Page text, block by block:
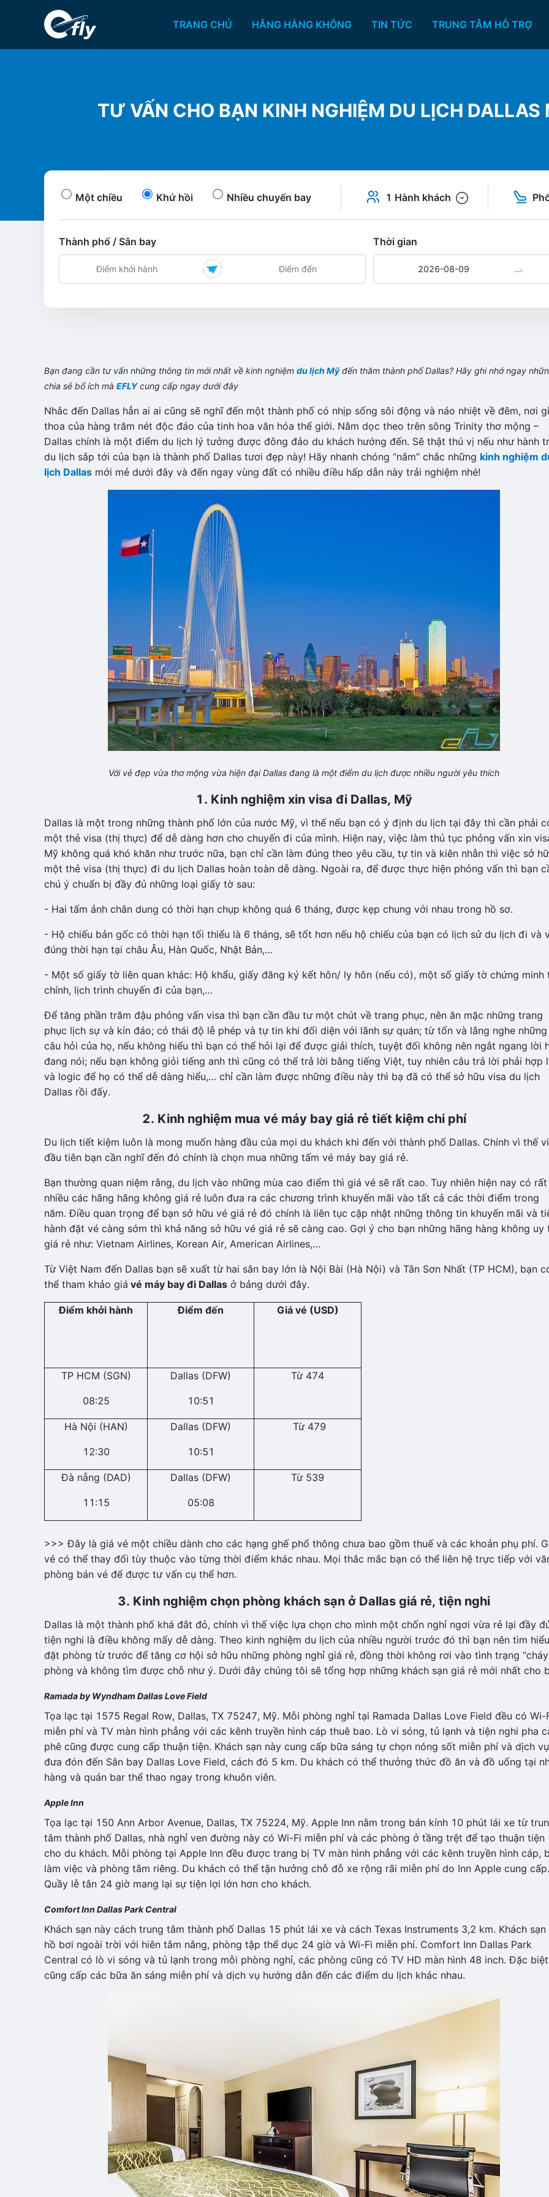
TRANG CHỦ HÃNG HÀNG KHÔNG TIN TỨC TRUNG TÂM HỖ TRỢ
TƯ VẤN CHO BẠN KINH NGHIỆM DU LỊCH DALLAS
Một chiều Khứ hồi Nhiều chuyến bay 1 Hành khách
Thành phố / Sân bay Thời gian
Bạn đang cần tư vấn những thông tin mới nhất về kinh nghiệm du lịch Mỹđến thăm thành phố Dallas? Hãy ghi nhớ ngay
chia sẻ bổ ích mà EFLYcung cấp ngay dưới đây
Nhắc đến Dallas hẳn ai ai cũng sẽ nghĩ đến một thành phố có nhịp sống sôi động và náo nhiệt về đêm, nơi
thoa của hàng trăm nét độc đáo của tinh hoa văn hóa thế giới. Nằm dọc theo trên sông Trinity thơ mộng –
Dallas chính là một điểm du lịch lý tưởng được đông đảo du khách hướng đến. Sẽ thật thú vị nếu như hành
du lịch sắp tới của bạn là thành phố Dallas tươi đẹp này! Hãy nhanh chóng “nắm” chắc những kinh nghiệm
lịch Dallas mới mẻ dưới đây và đến ngay vùng đất có nhiều điều hấp dẫn này trải nghiệm nhé!
Với vẻ đẹp vừa thơ mộng vừa hiện đại Dallas đang là một điểm du lịch được nhiều người yêu thích
1. Kinh nghiệm xin visa đi Dallas, Mỹ
Dallas là một trong những thành phố lớn của nước Mỹ, vì thế nếu bạn có ý định du lịch tại đây thì cần phải
một thẻ visa (thị thực) để dễ dàng hơn cho chuyến đi của mình. Hiện nay, việc làm thủ tục phỏng vấn xin
Mỹ không quá khó khăn như trước nữa, bạn chỉ cần làm đúng theo yêu cầu, tự tin và kiên nhẫn thì việc sở
một thẻ visa (thị thực) đi du lịch Dallas hoàn toàn dễ dàng. Ngoài ra, để được thực hiện phỏng vấn thì bạn
chú ý chuẩn bị đầy đủ những loại giấy tờ sau:
- Hai tấm ảnh chân dung có thời hạn chụp không quá 6 tháng, được kẹp chung với nhau trong hồ sơ.
- Hộ chiếu bản gốc có thời hạn tối thiểu là 6 tháng, sẽ tốt hơn nếu hộ chiếu của bạn có lịch sử du lịch đi và
đúng thời hạn tại châu Âu, Hàn Quốc, Nhật Bản,…
- Một số giấy tờ liên quan khác: Hộ khẩu, giấy đăng ký kết hôn/ ly hôn (nếu có), một số giấy tờ chứng minh
chính, lịch trình chuyến đi của bạn,…
Để tăng phần trăm đậu phỏng vấn visa thì bạn cần đầu tư một chút về trang phục, nên ăn mặc những trang
phục lịch sự và kín đáo; có thái độ lễ phép và tự tin khi đối diện với lãnh sự quán; từ tốn và lắng nghe những
câu hỏi của họ, nếu không hiểu thì bạn có thể hỏi lại để được giải thích, tuyệt đối không nên ngắt ngang lời
đang nói; nếu bạn không giỏi tiếng anh thì cũng có thể trả lời bằng tiếng Việt, tuy nhiên câu trả lời phải hợp
và logic để họ có thể dễ dàng hiểu,… chỉ cần làm được những điều này thì bạ đã có thể sở hữu visa du lịch
Dallas rồi đấy.
2. Kinh nghiệm mua vé máy bay giá rẻ tiết kiệm chi phí
Du lịch tiết kiệm luôn là mong muốn hàng đầu của mọi du khách khi đến với thành phố Dallas. Chính vì thế
đầu tiên bạn cần nghĩ đến đó chính là chọn mua những tấm vé máy bay giá rẻ.
Bạn thường quan niệm rằng, du lịch vào những mùa cao điểm thì giá vé sẽ rất cao. Tuy nhiên hiện nay có rất
nhiều các hãng hãng không giá rẻ luôn đưa ra các chương trình khuyến mãi vào tất cả các thời điểm trong
năm. Điều quan trọng để bạn sở hữu vé giá rẻ đó chính là liên tục cập nhật những thông tin khuyến mãi và
hành đặt vé càng sớm thì khả năng sở hữu vé giá rẻ sẽ càng cao. Gợi ý cho bạn những hãng hàng không uy
giá rẻ như: Vietnam Airlines, Korean Air, American Airlines,…
Từ Việt Nam đến Dallas bạn sẽ xuất từ hai sân bay lớn là Nội Bài (Hà Nội) và Tân Sơn Nhất (TP HCM), bạn
thể tham khảo giá vé máy bay đi Dallas ở bảng dưới đây.
Điểm khởi hành Điểm đến Giá vé (USD)
TP HCM (SGN)
08:25
Dallas (DFW)
10:51
Từ 474
Hà Nội (HAN)
12:30
Dallas (DFW)
10:51
Từ 479
Đà nẵng (DAD)
11:15
Dallas (DFW)
05:08
Từ 539
>>> Đây là giá vé một chiều dành cho các hạng ghế phổ thông chưa bao gồm thuế và các khoản phụ phí.
vé có thể thay đổi tùy thuộc vào từng thời điểm khác nhau. Mọi thắc mắc bạn có thể liên hệ trực tiếp với
phòng bán vé để được tư vấn cụ thể hơn.
3. Kinh nghiệm chọn phòng khách sạn ở Dallas giá rẻ, tiện nghi
Dallas là một thành phố khá đắt đỏ, chính vì thế việc lựa chọn cho mình một chốn nghỉ ngơi vừa rẻ lại đầy
tiện nghi là điều không mấy dễ dàng. Theo kinh nghiệm du lịch của nhiều người trước đó thì bạn nên tìm
đặt phòng từ trước để tăng cơ hội sở hữu những phòng nghỉ giá rẻ, đồng thời không rơi vào tình trạng
phòng và không tìm được chỗ như ý. Dưới đây chúng tôi sẽ tổng hợp những khách sạn giá rẻ mới nhất cho
Ramada by Wyndham Dallas Love Field
Tọa lạc tại 1575 Regal Row, Dallas, TX 75247, Mỹ. Mỗi phòng nghỉ tại Ramada Dallas Love Field đều có Wi-
miễn phí và TV màn hình phẳng với các kênh truyền hình cáp thuê bao. Lò vi sóng, tủ lạnh và tiện nghi pha
phê cũng được cung cấp thuận tiện. Khách sạn này cung cấp bữa sáng tự chọn nóng sốt miễn phí và dịch vụ
đưa đón đến Sân bay Dallas Love Field, cách đó 5 km. Du khách có thể thưởng thức đồ ăn và đồ uống tại
hàng và quán bar thể thao ngay trong khuôn viên.
Apple Inn
Tọa lạc tại 150 Ann Arbor Avenue, Dallas, TX 75224, Mỹ. Apple Inn nằm trong bán kính 10 phút lái xe từ
tâm thành phố Dallas, nhà nghỉ ven đường này có Wi-Fi miễn phí và các phòng ở tầng trệt để tạo thuận tiện
cho du khách. Mỗi phòng tại Apple Inn đều được trang bị TV màn hình phẳng với các kênh truyền hình cáp,
làm việc và phòng tắm riêng. Du khách có thể tận hưởng chỗ đỗ xe rộng rãi miễn phí do Inn Apple cung cấp.
Quầy lễ tân 24 giờ mang lại sự tiện lợi lớn hơn cho khách.
Comfort Inn Dallas Park Central
Khách sạn này cách trung tâm thành phố Dallas 15 phút lái xe và cách Texas Instruments 3,2 km. Khách sạn
hồ bơi ngoài trời với hiên tắm nắng, phòng tập thể dục 24 giờ và Wi-Fi miễn phí. Comfort Inn Dallas Park
Central có lò vi sóng và tủ lạnh trong mỗi phòng nghỉ, các phòng cũng có TV HD màn hình 48 inch. Đặc
cũng cấp các bữa ăn sáng miễn phí và dịch vụ hướng dẫn đến các điểm du lịch khác nhau.